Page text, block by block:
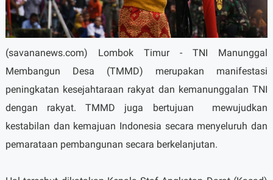
(savananews.com) Lombok Timur - TNI Manunggal
Membangun Desa (TMMD) merupakan manifestasi
peningkatan kesejahtaraan rakyat dan kemanunggalan TNI
dengan rakyat. TMMD juga bertujuan
mewujudkan
kestabilan dan kemajuan Indonesia secara menyeluruh dan
pemarataan pembangunan secara berkelanjutan.